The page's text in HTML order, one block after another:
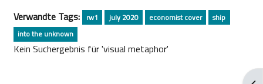
Verwandte Tags: rw1 july 2020 economist cover
ship
into the unknown
Kein Suchergebnis für 'visual metaphor'